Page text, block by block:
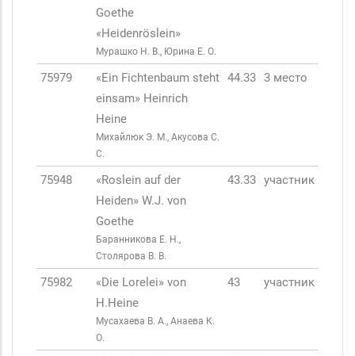
Goethe
«Heidenröslein»
Мурашко Н. В., Юрина Е. О.
75979
«Ein Fichtenbaum steht
einsam» Heinrich
Heine
Михайлюк Э. М., Акусова С.
С.
44.33 3 место
75948
«Roslein auf der
Heiden» W.J. von
Goethe
Баранникова Е. Н.,
Столярова В. В.
43.33 участник
75982
«Die Lorelei» von
H.Heine
Мусахаева В. А., Анаева К.
О.
43 участник